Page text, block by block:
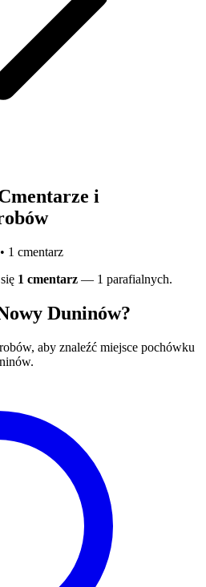
i
1 cmentarz
1 cmentarz — 1 parafialnych.
Duninów?
aby znaleźć miejsce pochówku